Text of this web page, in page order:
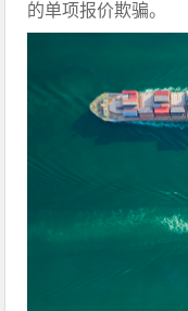
的单项报价欺骗。